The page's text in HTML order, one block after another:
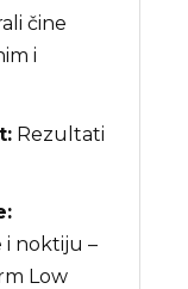
čine
i
Rezultati
i noktiju –
Low